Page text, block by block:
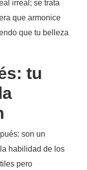
irreal; se trata
que armonice
que tu belleza
tu
son un
habilidad de los
pero